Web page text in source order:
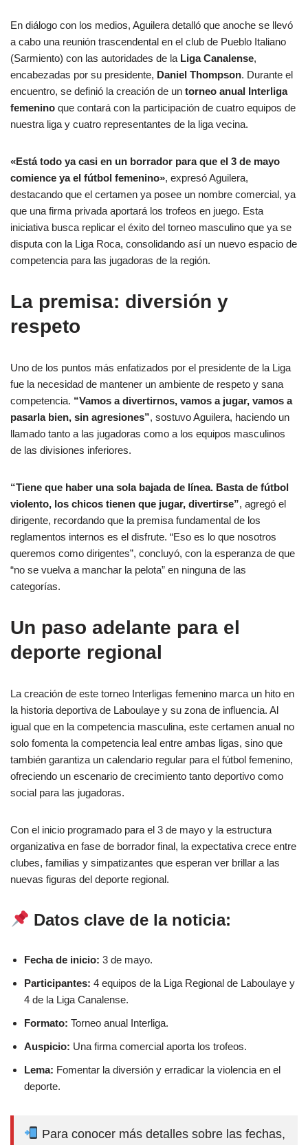
En diálogo con los medios, Aguilera detalló que anoche se llevó
a cabo una reunión trascendental en el club de Pueblo Italiano
(Sarmiento) con las autoridades de la Liga Canalense,
encabezadas por su presidente, Daniel Thompson. Durante el
encuentro, se definió la creación de un torneo anual Interliga
femenino que contará con la participación de cuatro equipos de
nuestra liga y cuatro representantes de la liga vecina.
«Está todo ya casi en un borrador para que el 3 de mayo
comience ya el fútbol femenino», expresó Aguilera,
destacando que el certamen ya posee un nombre comercial, ya
que una firma privada aportará los trofeos en juego. Esta
iniciativa busca replicar el éxito del torneo masculino que ya se
disputa con la Liga Roca, consolidando así un nuevo espacio de
competencia para las jugadoras de la región.
La premisa: diversión y
respeto
Uno de los puntos más enfatizados por el presidente de la Liga
fue la necesidad de mantener un ambiente de respeto y sana
competencia. “Vamos a divertirnos, vamos a jugar, vamos a
pasarla bien, sin agresiones”, sostuvo Aguilera, haciendo un
llamado tanto a las jugadoras como a los equipos masculinos
de las divisiones inferiores.
“Tiene que haber una sola bajada de línea. Basta de fútbol
violento, los chicos tienen que jugar, divertirse”, agregó el
dirigente, recordando que la premisa fundamental de los
reglamentos internos es el disfrute. “Eso es lo que nosotros
queremos como dirigentes”, concluyó, con la esperanza de que
“no se vuelva a manchar la pelota” en ninguna de las
categorías.
Un paso adelante para el
deporte regional
La creación de este torneo Interligas femenino marca un hito en
la historia deportiva de Laboulaye y su zona de influencia. Al
igual que en la competencia masculina, este certamen anual no
solo fomenta la competencia leal entre ambas ligas, sino que
también garantiza un calendario regular para el fútbol femenino,
ofreciendo un escenario de crecimiento tanto deportivo como
social para las jugadoras.
Con el inicio programado para el 3 de mayo y la estructura
organizativa en fase de borrador final, la expectativa crece entre
clubes, familias y simpatizantes que esperan ver brillar a las
nuevas figuras del deporte regional.
Datos clave de la noticia:
Fecha de inicio: 3 de mayo.
Participantes: 4 equipos de la Liga Regional de Laboulaye y
4 de la Liga Canalense.
Formato: Torneo anual Interliga.
Auspicio: Una firma comercial aporta los trofeos.
Lema: Fomentar la diversión y erradicar la violencia en el
deporte.
Para conocer más detalles sobre las fechas,